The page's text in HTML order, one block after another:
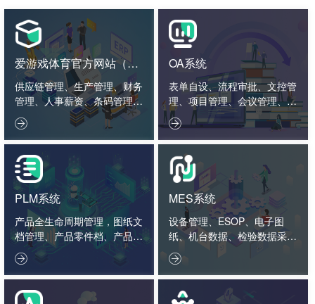
爱游戏体育官方网站（中
国）股份有限公司
供应链管理、生产管理、财务
管理、人事薪资、条码管理、
智造看板。

OA系统
表单自设、流程审批、文控管
理、项目管理、会议管理、外
勤管理、绩效管理。

PLM系统
产品全生命周期管理，图纸文
档管理、产品零件档、产品结
构、工艺标准、项目管理、2
D3D接口。

MES系统
设备管理、ESOP、电子图
纸、机台数据、检验数据采集
分析。
